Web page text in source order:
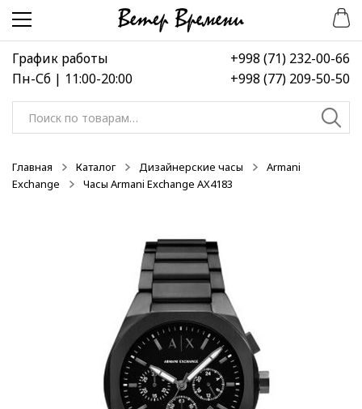
Перейти
навигации
Перейти
содержимому
График работы
Пн-Сб | 11:00-20:00
+998 (71) 232-00-66
+998 (77) 209-50-50
Искать:
Главная Каталог Дизайнерские часы
Armani
Exchange
Часы Armani Exchange AX4183